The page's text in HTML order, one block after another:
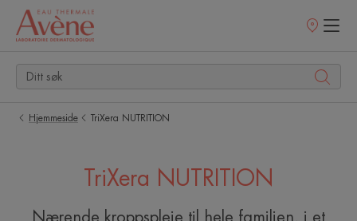
Utsalgssteder
Hjemmeside TriXera NUTRITION
TriXera NUTRITION
Nærende kroppspleie til hele familien, i et